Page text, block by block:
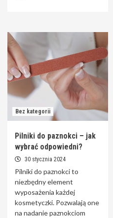
Bez kategorii
Pilniki do paznokci – jak
wybrać odpowiedni?
30 stycznia 2024
Pilniki do paznokci to
niezbędny element
wyposażenia każdej
kosmetyczki. Pozwalają one
na nadanie paznokciom